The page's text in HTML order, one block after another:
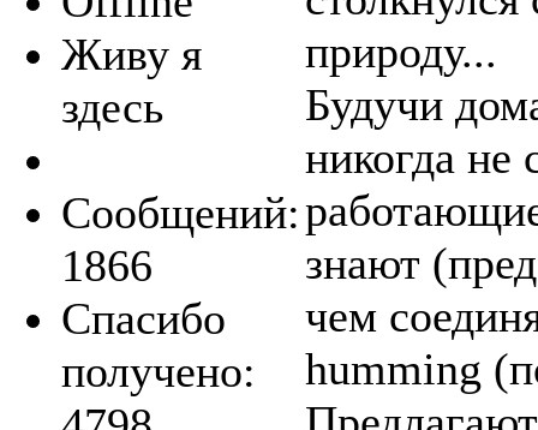
Живу я
здесь
Сообщений:
1866
Спасибо
получено:
природу...
Будучи
никогда не
знают
чем
humming